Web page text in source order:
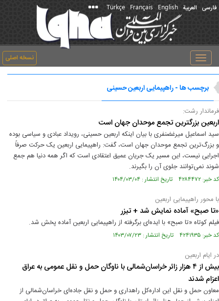
فارسی العربیة English
Français
Türkçe
نسخه اصلی
Toggle
navigation
برچسب ها - راهپیمایی اربعین حسینی
فرماندار رشت:
اربعین بزرگترین تجمع موحدان جهان است
سید اسماعیل میرغضنفری با بیان اینکه اربعین حسینی، رویداد عبادی و سیاسی بوده
و بزرگ‌ترین تجمع موحدان جهان است، گفت: راهپیمایی اربعین یک حرکت صرفاً
اجرایی نیست، این مسیر یک جریان عمیق اعتقادی است که اگر همه دنیا هم جمع
شوند نمی‌توانند جلوی آن را بگیرند.
کد خبر: ۴۲۸۴۴۷۲ تاریخ انتشار : ۱۴۰۴/۰۳/۰۴
با محور راهپیمایی اربعین
«تا صبح» آماده نمایش شد + تیزر
فیلم کوتاه «تا صبح» با ایده‌ای برگرفته از راهپیمایی اربعین آماده پخش شد.
کد خبر: ۴۲۴۱۹۳۵ تاریخ انتشار : ۱۴۰۳/۰۷/۲۳
در ایام اربعین
بیش از ۴ هزار زائر خراسان‌شمالی با ناوگان حمل و نقل عمومی به عراق
اعزام شدند
معاون حمل و نقل این اداره‌کل راهداری و حمل و نقل جاده‌ای خراسان‌شمالی از